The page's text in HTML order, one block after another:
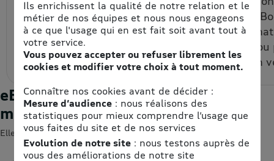
reçois par email et/ou que
je récupère depuis mon
espace personnel.
chaque
bon
un code
code à un
eBons d'achats : les enseignes du
moment
Elles devraient vous intéresser 😍
Ils enrichissent la qualité de notre relation et le
métier de nos équipes et nous nous engageons
à ce que l'usage qui en est fait soit avant tout à
votre service.
Vous pouvez accepter ou refuser librement les
cookies et modifier votre choix à tout moment.
Connaître nos cookies avant de décider :
Mesure d’audience: nous réalisons des
statistiques pour mieux comprendre l’usage que
vous faites du site et de nos services
Evolution de notre site: nous testons auprès de
vous des améliorations de notre site